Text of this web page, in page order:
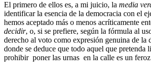
El primero de ellos es, a mi juicio, la media
identificar la esencia de la democracia con el
hemos aceptado más o menos acríticamente
decidir, o, si se prefiere, según la fórmula al
derecho al voto como expresión genuina de la
donde se deduce que todo aquel que pretenda
prohibir poner las urnas en la calle es un